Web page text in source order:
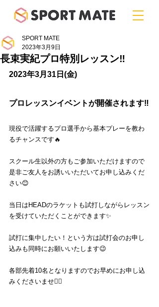
長束実紀プロ特別レッスン‼︎
SPORT MATE
2023年3月9日
2023年3月31日(金)
プロレッスンイベントが開催されます‼️
現役で活躍するプロ選手から基本プレーを教わ
るチャンスです🔥
スクール生以外の方もご参加いただけますので
是非ご友人をお誘いいただいてお申し込みくだ
さい😊
当日はHEADのラケットも試打しながらレッスン
を受けていただくことができます✨
試打に集中したい！という方は試打会のお申し
込みも同時にお願いいたします😉
各部先着10名となりますのでお早めにお申し込
みくださいませ🙇‍♂️